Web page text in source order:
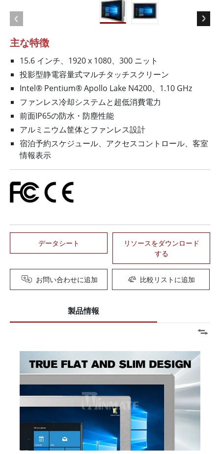
主な特徴
15.6 インチ、1920 x 1080、300 ニット
投影型静電容量式マルチタッチスクリーン
Intel® Pentium® Apollo Lake N4200、1.10 GHz
ファンレス冷却システムと超低消費電力
前面IP65の防水・防塵性能
アルミニウム筐体とファンレス設計
宿泊予約スケジュール、アクセスコントロール、客室
情報表示
データシート
リソースをダウンロード
する
お問い合わせに追加 比較リストに追加
製品情報